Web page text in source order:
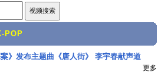
POP
案》发布主题曲《唐人街》 李宇春献声道
更多